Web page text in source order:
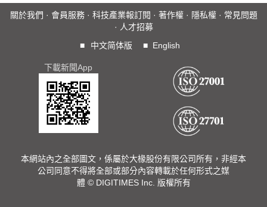
關於我們 · 會員服務· 科技產業報訂閱 · 著作權· 隱私權· 常見問題
· 人才招募
■
中文简体版 ■ English
下載新聞App
本網站內之全部圖文，係屬於大椽股份有限公司所有，非經本
公司同意不得將全部或部分內容轉載於任何形式之媒
體 © DIGITIMES Inc. 版權所有